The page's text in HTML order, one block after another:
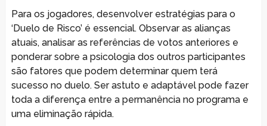
Para os jogadores, desenvolver estratégias para o
‘Duelo de Risco’ é essencial. Observar as alianças
atuais, analisar as referências de votos anteriores e
ponderar sobre a psicologia dos outros participantes
são fatores que podem determinar quem terá
sucesso no duelo. Ser astuto e adaptável pode fazer
toda a diferença entre a permanência no programa e
uma eliminação rápida.